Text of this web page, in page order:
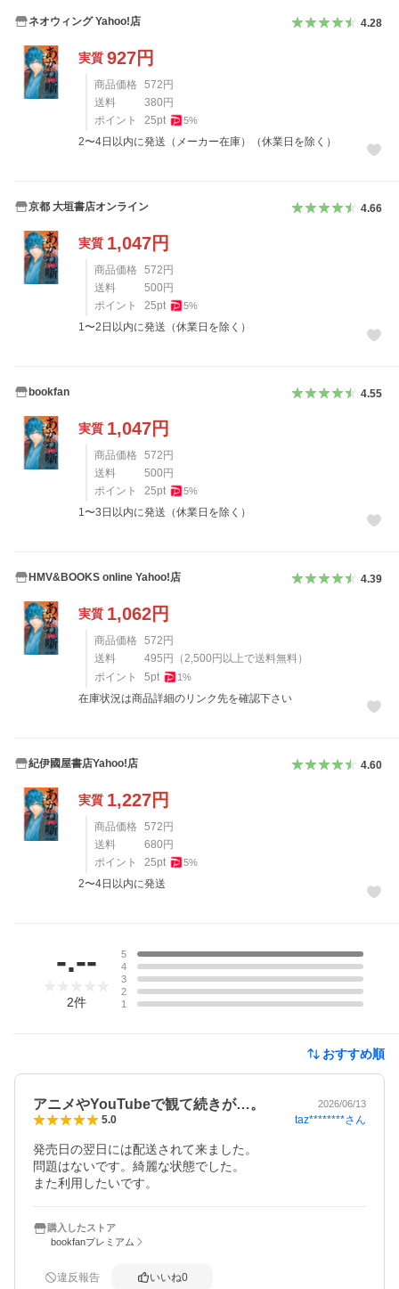
ネオウィング Yahoo!店 4.28
実質 927円
商品価格 572円
送料
380円
ポイント
25pt 5%
2〜4日以内に発送（メーカー在庫）（休業日を除く）
京都 大垣書店オンライン 4.66
実質 1,047円
商品価格 572円
送料
500円
ポイント
25pt 5%
1〜2日以内に発送（休業日を除く）
bookfan 4.55
実質 1,047円
商品価格 572円
送料
500円
ポイント
25pt 5%
1〜3日以内に発送（休業日を除く）
HMV&BOOKS online Yahoo!店 4.39
実質 1,062円
商品価格 572円
送料
495円 （ 2,500円以上で送料無料）
ポイント
5pt 1%
在庫状況は商品詳細のリンク先を確認下さい
紀伊國屋書店Yahoo!店 4.60
実質 1,227円
商品価格 572円
送料
680円
ポイント
25pt 5%
2〜4日以内に発送
-.--
2件
5
4
3
2
1
おすすめ順
アニメやYouTubeで観て続きが…。 2026/06/13
5.0 taz********さん
発売日の翌日には配送されて来ました。
問題はないです。綺麗な状態でした。
また利用したいです。
購入したストア
bookfanプレミアム
違反報告 いいね0